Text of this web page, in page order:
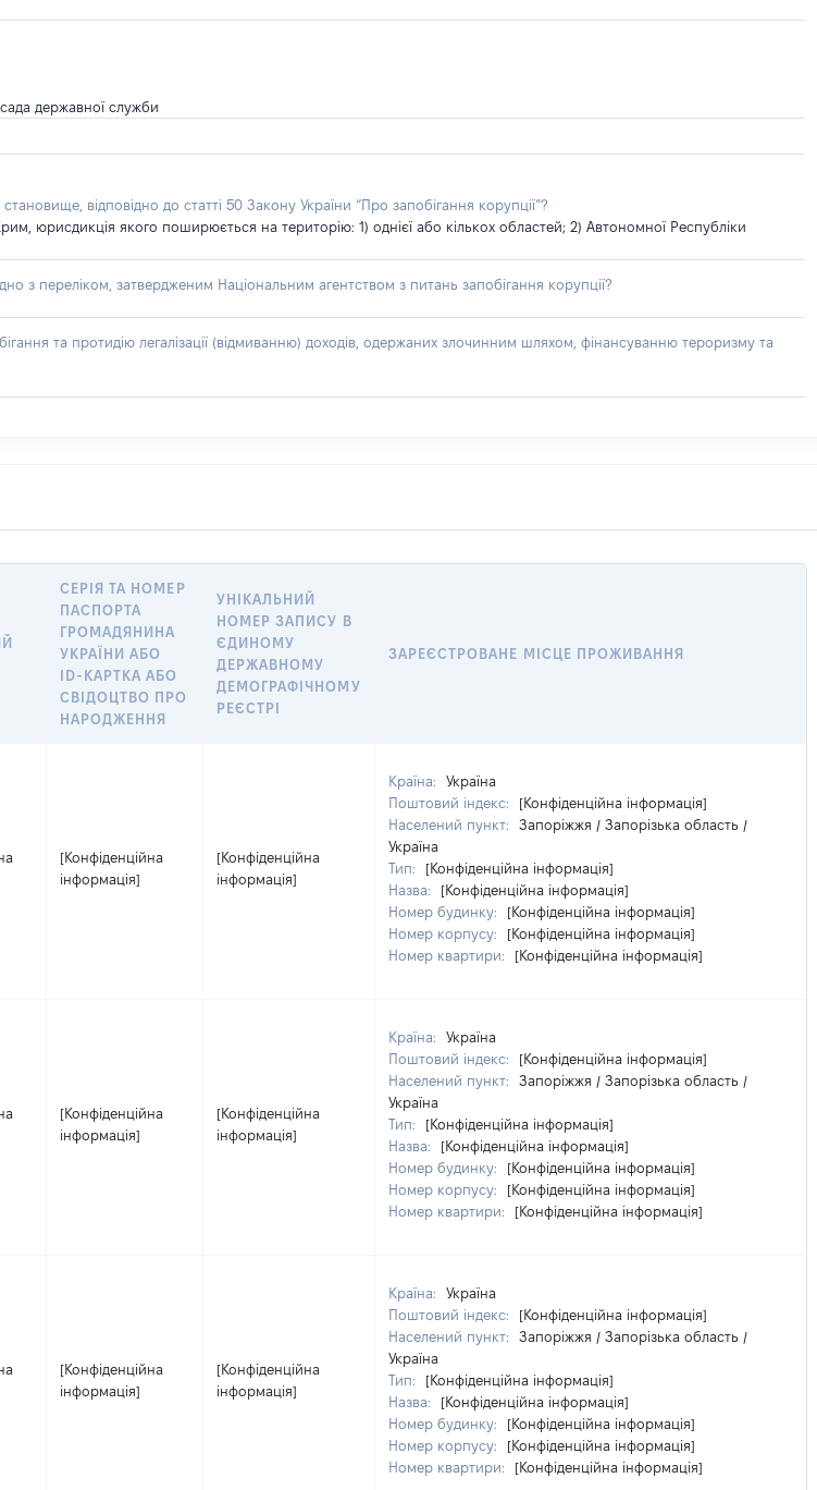
державної служби
відповідно до статті 50 Закону України “Про запобігання корупції”?
юрисдикція якого поширюється на територію: 1) однієї або кількох областей; 2) Автономної Республіки
з переліком, затвердженим Національним агентством з питань запобігання корупції?
та протидію легалізації (відмиванню) доходів, одержаних злочинним шляхом, фінансуванню тероризму та
СЕРІЯ ТА НОМЕР
ПАСПОРТА
ГРОМАДЯНИНА
УКРАЇНИ АБО
ID-КАРТКА АБО
СВІДОЦТВО ПРО
НАРОДЖЕННЯ
УНІКАЛЬНИЙ
НОМЕР ЗАПИСУ В
ЄДИНОМУ
ДЕРЖАВНОМУ
ДЕМОГРАФІЧНОМУ
РЕЄСТРІ
ЗАРЕЄСТРОВАНЕ МІСЦЕ ПРОЖИВАННЯ
[Конфіденційна
інформація]
[Конфіденційна
інформація]
Країна:
Україна
Поштовий індекс:
[Конфіденційна інформація]
Населений пункт:
Запоріжжя / Запорізька область /
Україна
Тип:
[Конфіденційна інформація]
Назва:
[Конфіденційна інформація]
Номер будинку:
[Конфіденційна інформація]
Номер корпусу:
[Конфіденційна інформація]
Номер квартири:
[Конфіденційна інформація]
[Конфіденційна
інформація]
[Конфіденційна
інформація]
Країна:
Україна
Поштовий індекс:
[Конфіденційна інформація]
Населений пункт:
Запоріжжя / Запорізька область /
Україна
Тип:
[Конфіденційна інформація]
Назва:
[Конфіденційна інформація]
Номер будинку:
[Конфіденційна інформація]
Номер корпусу:
[Конфіденційна інформація]
Номер квартири:
[Конфіденційна інформація]
[Конфіденційна
інформація]
[Конфіденційна
інформація]
Країна:
Україна
Поштовий індекс:
[Конфіденційна інформація]
Населений пункт:
Запоріжжя / Запорізька область /
Україна
Тип:
[Конфіденційна інформація]
Назва:
[Конфіденційна інформація]
Номер будинку:
[Конфіденційна інформація]
Номер корпусу:
[Конфіденційна інформація]
Номер квартири:
[Конфіденційна інформація]